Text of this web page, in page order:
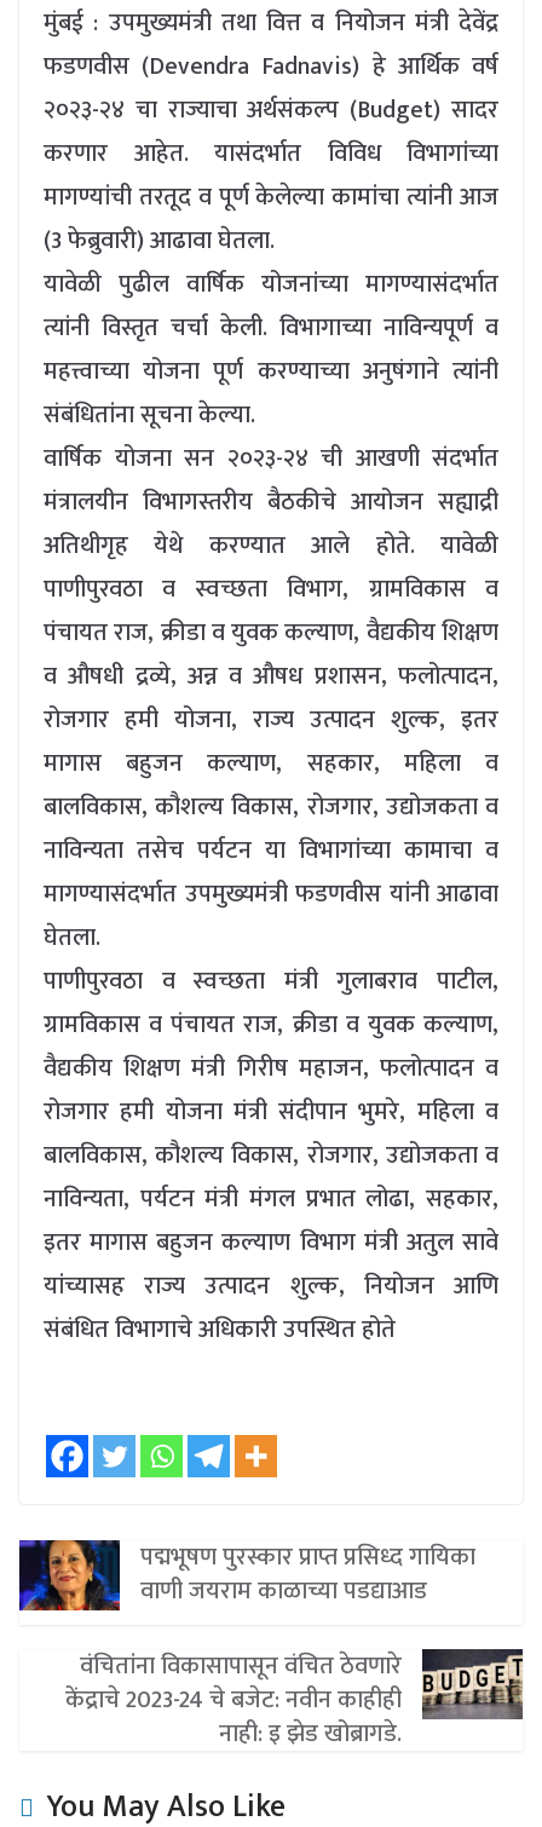
मुंबई : उपमुख्यमंत्री तथा वित्त व नियोजन मंत्री देवेंद्र
फडणवीस (Devendra Fadnavis) हे आर्थिक वर्ष
२०२३-२४ चा राज्याचा अर्थसंकल्प (Budget) सादर
करणार आहेत. यासंदर्भात विविध विभागांच्या
मागण्यांची तरतूद व पूर्ण केलेल्या कामांचा त्यांनी आज
(3 फेब्रुवारी) आढावा घेतला.
यावेळी पुढील वार्षिक योजनांच्या मागण्यासंदर्भात
त्यांनी विस्तृत चर्चा केली. विभागाच्या नाविन्यपूर्ण व
महत्त्वाच्या योजना पूर्ण करण्याच्या अनुषंगाने त्यांनी
संबंधितांना सूचना केल्या.
वार्षिक योजना सन २०२३-२४ ची आखणी संदर्भात
मंत्रालयीन विभागस्तरीय बैठकीचे आयोजन सह्याद्री
अतिथीगृह येथे करण्यात आले होते. यावेळी
पाणीपुरवठा व स्वच्छता विभाग, ग्रामविकास व
पंचायत राज, क्रीडा व युवक कल्याण, वैद्यकीय शिक्षण
व औषधी द्रव्ये, अन्न व औषध प्रशासन, फलोत्पादन,
रोजगार हमी योजना, राज्य उत्पादन शुल्क, इतर
मागास बहुजन कल्याण, सहकार, महिला व
बालविकास, कौशल्य विकास, रोजगार, उद्योजकता व
नाविन्यता तसेच पर्यटन या विभागांच्या कामाचा व
मागण्यासंदर्भात उपमुख्यमंत्री फडणवीस यांनी आढावा
घेतला.
पाणीपुरवठा व स्वच्छता मंत्री गुलाबराव पाटील,
ग्रामविकास व पंचायत राज, क्रीडा व युवक कल्याण,
वैद्यकीय शिक्षण मंत्री गिरीष महाजन, फलोत्पादन व
रोजगार हमी योजना मंत्री संदीपान भुमरे, महिला व
बालविकास, कौशल्य विकास, रोजगार, उद्योजकता व
नाविन्यता, पर्यटन मंत्री मंगल प्रभात लोढा, सहकार,
इतर मागास बहुजन कल्याण विभाग मंत्री अतुल सावे
यांच्यासह राज्य उत्पादन शुल्क, नियोजन आणि
संबंधित विभागाचे अधिकारी उपस्थित होते
पद्मभूषण पुरस्कार प्राप्त प्रसिध्द गायिका
वाणी जयराम काळाच्या पडद्याआड
वंचितांना विकासापासून वंचित ठेवणारे
केंद्राचे 2023-24 चे बजेट: नवीन काहीही
नाही: इ झेड खोब्रागडे.
You May Also Like